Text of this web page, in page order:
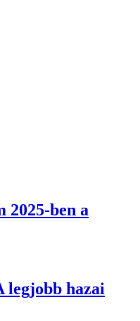
2025-ben a
legjobb hazai